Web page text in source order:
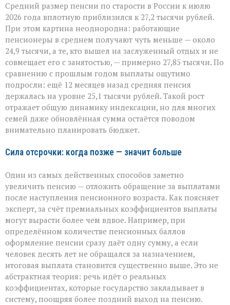
Средний размер пенсии по старости в России к июлю
2026 года вплотную приблизился к 27,2 тысячи рублей.
При этом картина неоднородна: работающие
пенсионеры в среднем получают чуть меньше — около
24,9 тысячи, а те, кто вышел на заслуженный отдых и не
совмещает его с занятостью, — примерно 27,85 тысячи. По
сравнению с прошлым годом выплаты ощутимо
подросли: ещё 12 месяцев назад средняя пенсия
держалась на уровне 25,1 тысячи рублей. Такой рост
отражает общую динамику индексации, но для многих
семей даже обновлённая сумма остаётся поводом
внимательно планировать бюджет.
Сила отсрочки: когда позже — значит больше
Один из самых действенных способов заметно
увеличить пенсию — отложить обращение за выплатами
после наступления пенсионного возраста. Как поясняет
эксперт, за счёт премиальных коэффициентов выплаты
могут вырасти более чем вдвое. Например, при
определённом количестве пенсионных баллов
оформление пенсии сразу даёт одну сумму, а если
человек десять лет не обращался за назначением,
итоговая выплата становится существенно выше. Это не
абстрактная теория: речь идёт о реальных
коэффициентах, которые государство закладывает в
систему, поощряя более поздний выход на пенсию.